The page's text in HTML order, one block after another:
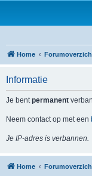
Home
Informatie
Je bentpermanent
Neem contact op met een
Je IP-adres is verbannen.
Home